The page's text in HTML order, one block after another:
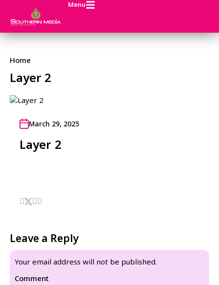
Menu
Home
Layer 2
March 29, 2025
Layer 2
Leave a Reply
Your email address will not be published.
Comment